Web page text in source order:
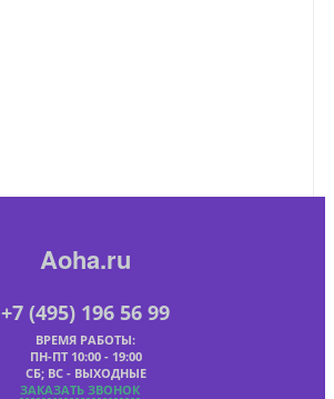
Aoha.ru
+7 (495) 196 56 99
ВРЕМЯ РАБОТЫ:
ПН-ПТ 10:00 - 19:00
СБ; ВС - ВЫХОДНЫЕ
ЗАКАЗАТЬ ЗВОНОК